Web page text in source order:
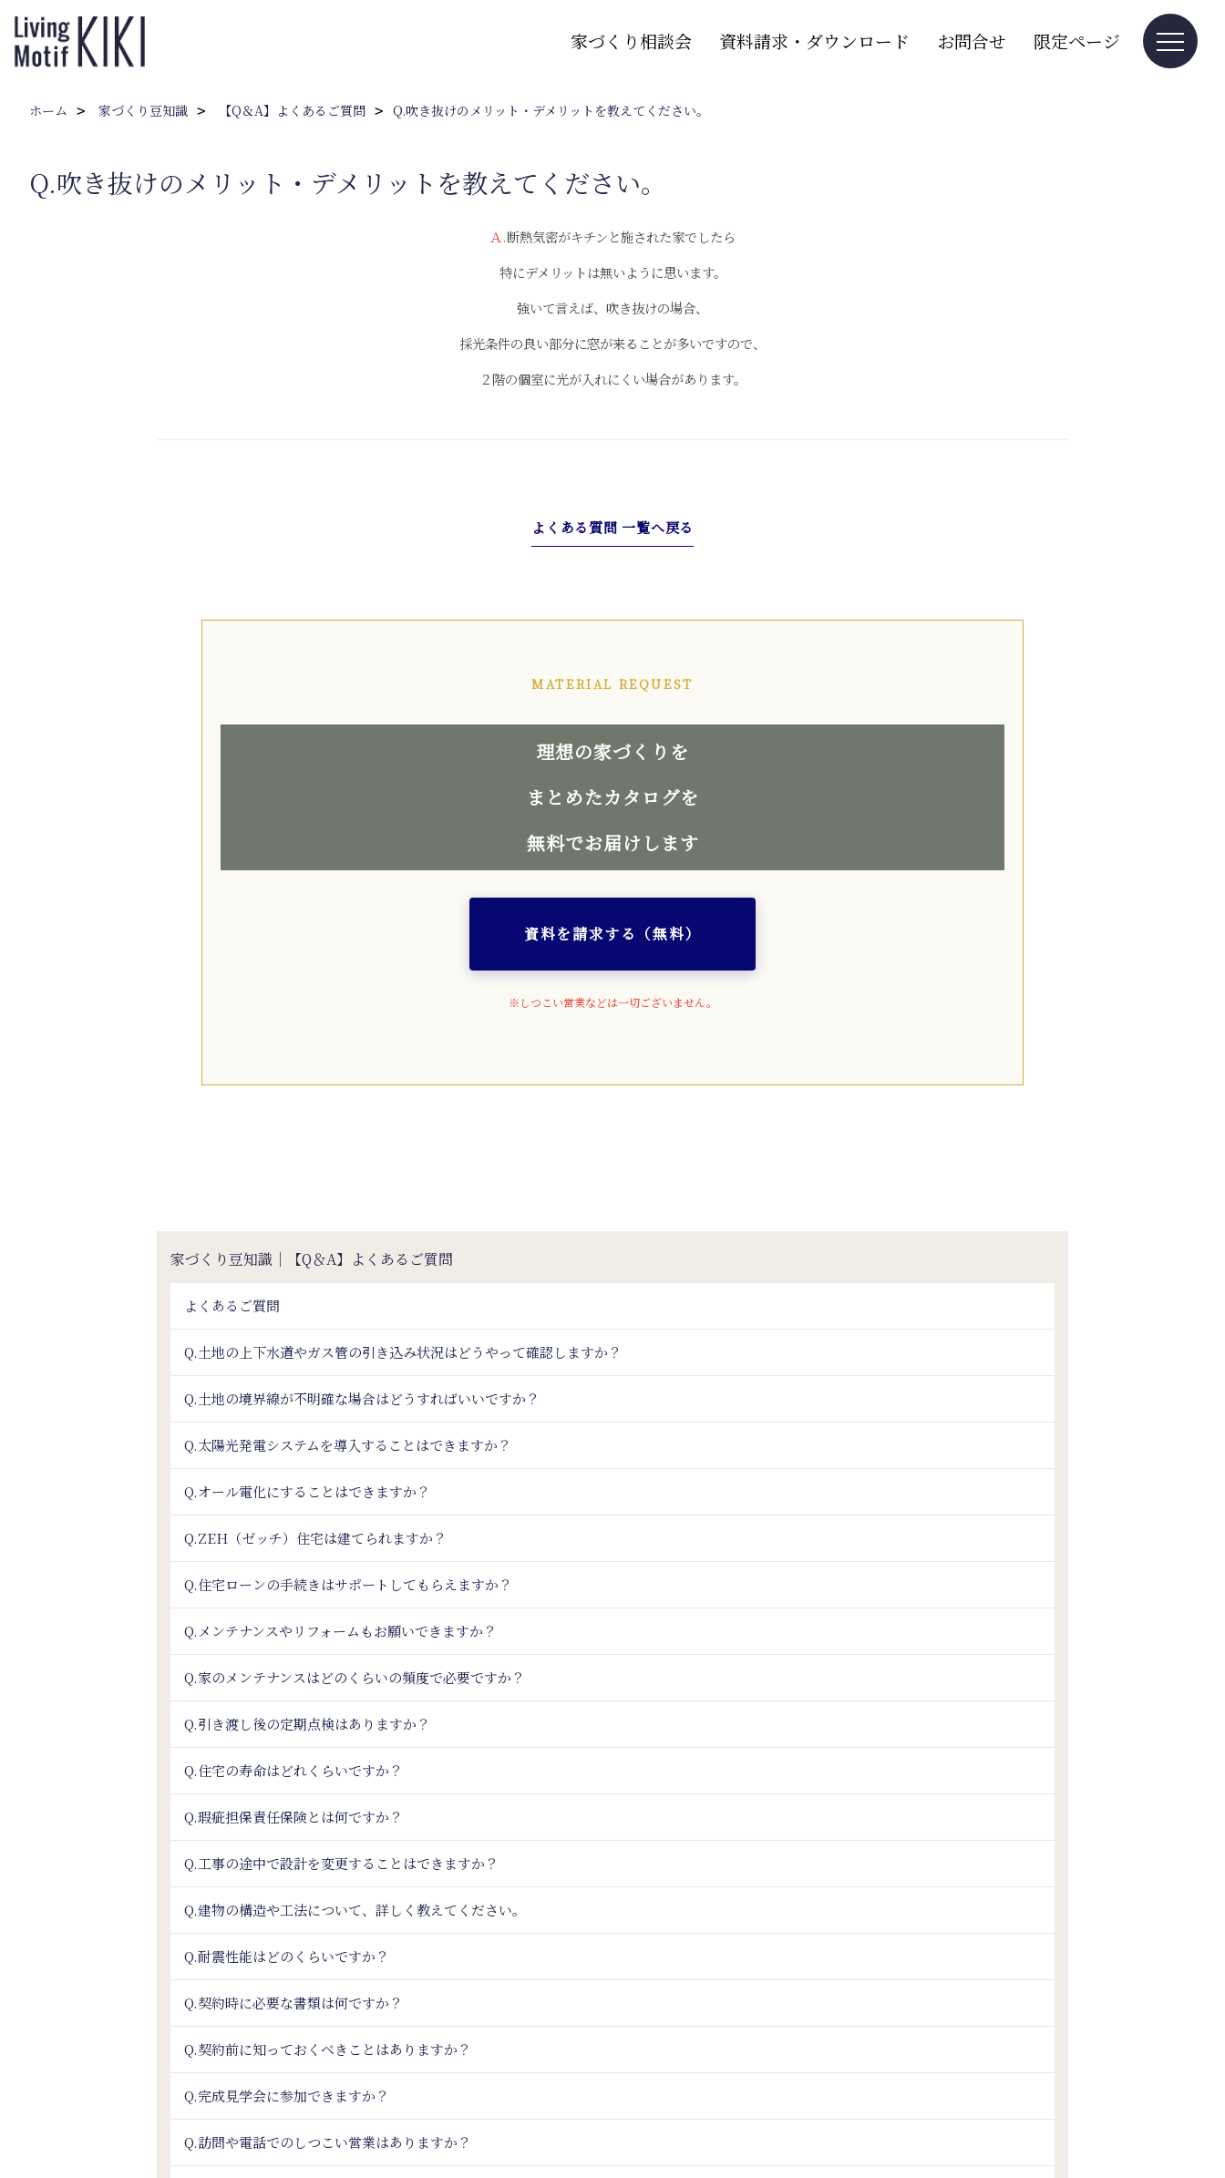
家づくり相談会 資料請求・ダウンロード お問合せ 限定ページ
ホーム 家づくり豆知識 【Q＆A】よくあるご質問 Q.吹き抜けのメリット・デメリットを教えてください。
Q.吹き抜けのメリット・デメリットを教えてください。
Ａ.断熱気密がキチンと施された家でしたら
特にデメリットは無いように思います。
強いて言えば、吹き抜けの場合、
採光条件の良い部分に窓が来ることが多いですので、
２階の個室に光が入れにくい場合があります。
よくある質問 一覧へ戻る
MATERIAL REQUEST
理想の家づくりを
まとめたカタログを
無料でお届けします
資料を請求する（無料）
※しつこい営業などは一切ございません。
家づくり豆知識｜【Q＆A】よくあるご質問
よくあるご質問
Q.土地の上下水道やガス管の引き込み状況はどうやって確認しますか？
Q.土地の境界線が不明確な場合はどうすればいいですか？
Q.太陽光発電システムを導入することはできますか？
Q.オール電化にすることはできますか？
Q.ZEH（ゼッチ）住宅は建てられますか？
Q.住宅ローンの手続きはサポートしてもらえますか？
Q.メンテナンスやリフォームもお願いできますか？
Q.家のメンテナンスはどのくらいの頻度で必要ですか？
Q.引き渡し後の定期点検はありますか？
Q.住宅の寿命はどれくらいですか？
Q.瑕疵担保責任保険とは何ですか？
Q.工事の途中で設計を変更することはできますか？
Q.建物の構造や工法について、詳しく教えてください。
Q.耐震性能はどのくらいですか？
Q.契約時に必要な書類は何ですか？
Q.契約前に知っておくべきことはありますか？
Q.完成見学会に参加できますか？
Q.訪問や電話でのしつこい営業はありますか？